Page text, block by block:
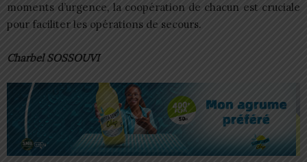
moments d’urgence, la coopération de chacun est cruciale
pour faciliter les opérations de secours.
Charbel SOSSOUVI